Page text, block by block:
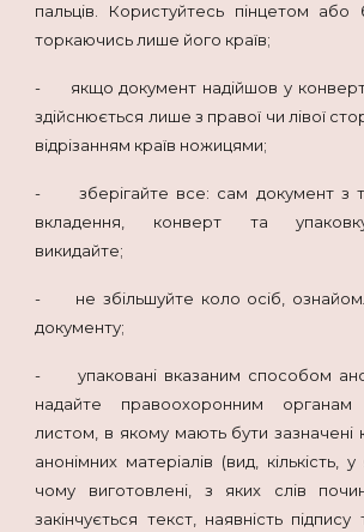
пальців. Користуйтесь пінцетом або
торкаючись лише його країв;
- якщо документ надійшов у
здійснюється лише з правої чи лівої
відрізанням країв ножицями;
- зберігайте все: сам документ з
вкладення, конверт та
викидайте;
- не збільшуйте коло осіб,
документу;
- упаковані вказаним способом
надайте правоохоронним органам
листом, в якому мають бути зазначені
анонімних матеріалів (вид, кількість,
чому виготовлені, з яких слів
закінчується текст, наявність